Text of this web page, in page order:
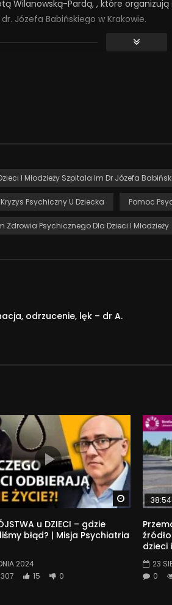
Wilanowską-Pardą, , które
Józefa Babińskiego w Krakowie.
I Młodzieży Szpitala Im Dr Józefa
Kryzys Psychiczny U Dziecka Pomoc
Zdrowia Psychicznego Dla Dzieci I Młodzieży
odrzucenie, lęk – dr A.
Watch
u DZIECI – gdzie
błąd? | Misja Psychiatria
2024
307 15 0
38:54
dzieci
23
0